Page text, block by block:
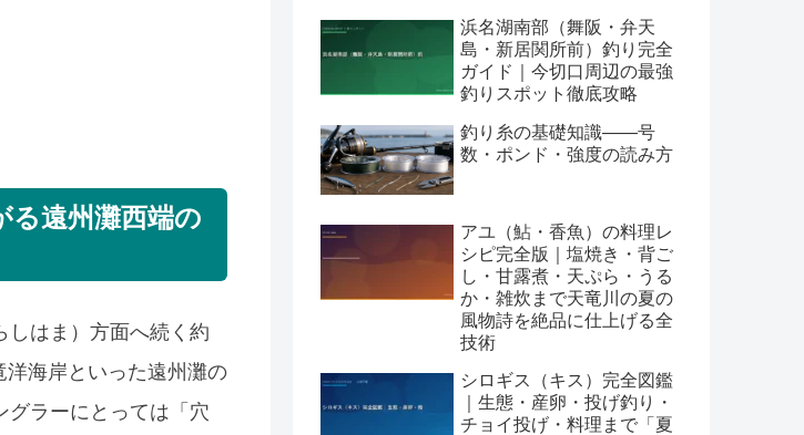
る遠州灘西端の
しはま）方面へ続く約
海岸といった遠州灘の
グラーにとっては「穴
浜名湖南部（舞阪・弁天
島・新居関所前）釣り完全
ガイド｜今切口周辺の最強
釣りスポット徹底攻略
釣り糸の基礎知識——号
数・ポンド・強度の読み方
アユ（鮎・香魚）の料理レ
シピ完全版｜塩焼き・背ご
し・甘露煮・天ぷら・うる
か・雑炊まで天竜川の夏の
風物詩を絶品に仕上げる全
技術
シロギス（キス）完全図鑑
｜生態・産卵・投げ釣り・
チョイ投げ・料理まで「夏